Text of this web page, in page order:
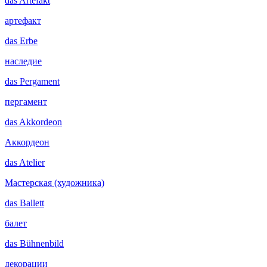
артефакт
das Erbe
наследие
das Pergament
пергамент
das Akkordeon
Аккордеон
das Atelier
Мастерская (художника)
das Ballett
балет
das Bühnenbild
декорации